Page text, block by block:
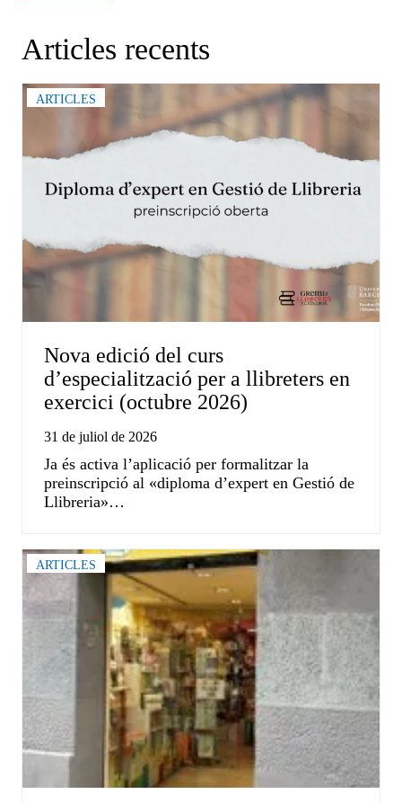
Articles recents
ARTICLES
Nova edició del curs
d’especialització per a llibreters en
exercici (octubre 2026)
31 de juliol de 2026
Ja és activa l’aplicació per formalitzar la
preinscripció al «diploma d’expert en Gestió de
Llibreria»…
ARTICLES